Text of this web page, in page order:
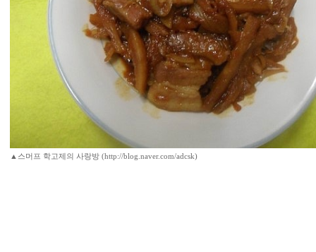
▲스머프 학고제의 사랑방 (http://blog.naver.com/adcsk)